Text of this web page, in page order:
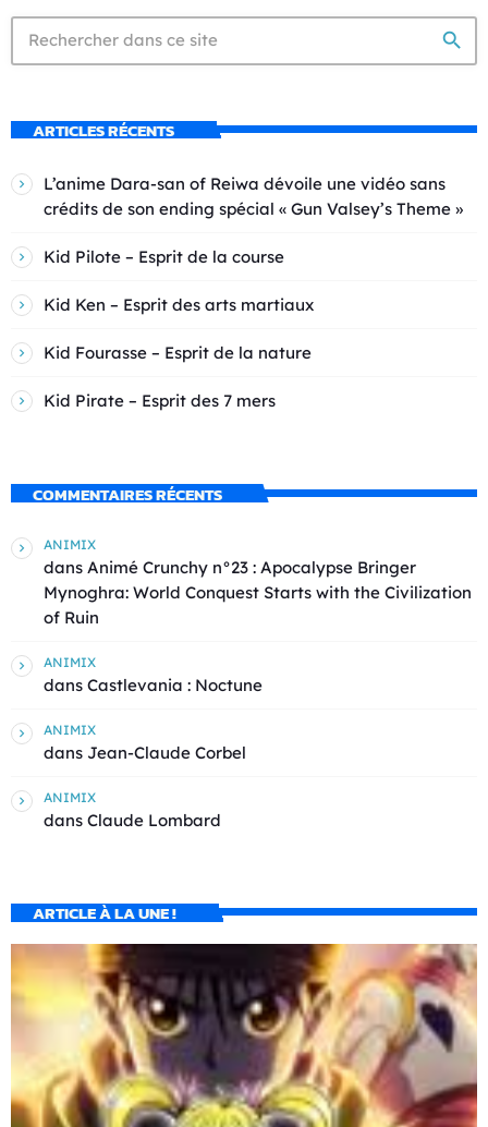
search
ARTICLES RÉCENTS
L’anime Dara-san of Reiwa dévoile une vidéo sans
crédits de son ending spécial « Gun Valsey’s Theme »
Kid Pilote – Esprit de la course
Kid Ken – Esprit des arts martiaux
Kid Fourasse – Esprit de la nature
Kid Pirate – Esprit des 7 mers
COMMENTAIRES RÉCENTS
ANIMIX
dans Animé Crunchy n°23 : Apocalypse Bringer
Mynoghra: World Conquest Starts with the Civilization
of Ruin
ANIMIX
dans Castlevania : Noctune
ANIMIX
dans Jean-Claude Corbel
ANIMIX
dans Claude Lombard
ARTICLE À LA UNE !